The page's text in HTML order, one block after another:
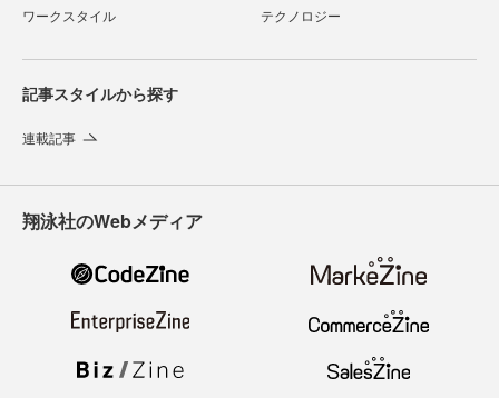
ワークスタイル テクノロジー
記事スタイルから探す
連載記事
翔泳社のWebメディア